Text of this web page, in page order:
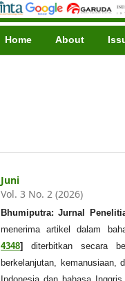
Home About
Juni
Vol. 3 No. 2 (2026)
Bhumiputra: Jurnal
menerima artikel dalam
4348]
diterbitkan secara
berkelanjutan, kemanusiaan,